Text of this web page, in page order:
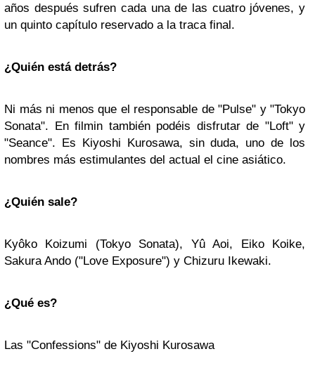
años después sufren cada una de las cuatro jóvenes, y
un quinto capítulo reservado a la traca final.
¿Quién está detrás?
Ni más ni menos que el responsable de "Pulse" y "Tokyo
Sonata". En filmin también podéis disfrutar de "Loft" y
"Seance". Es Kiyoshi Kurosawa, sin duda, uno de los
nombres más estimulantes del actual el cine asiático.
¿Quién sale?
Kyôko Koizumi (Tokyo Sonata), Yû Aoi, Eiko Koike,
Sakura Ando ("Love Exposure") y Chizuru Ikewaki.
¿Qué es?
Las "Confessions" de Kiyoshi Kurosawa